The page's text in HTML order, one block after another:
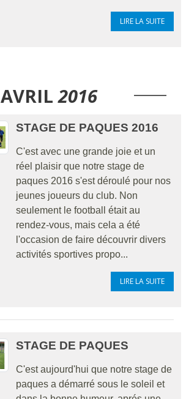
LIRE LA SUITE
AVRIL 2016
STAGE DE PAQUES 2016
C'est avec une grande joie et un
réel plaisir que notre stage de
paques 2016 s'est déroulé pour nos
jeunes joueurs du club. Non
seulement le football était au
rendez-vous, mais cela a été
l'occasion de faire découvrir divers
activités sportives propo...
LIRE LA SUITE
STAGE DE PAQUES
C'est aujourd'hui que notre stage de
paques a démarré sous le soleil et